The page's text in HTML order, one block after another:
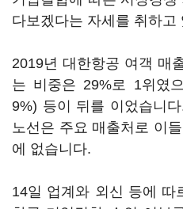
다보겠다는 자세를 취하고
2019년 대한항공 여객 매
는 비중은 29%로 1위였
9%) 등이 뒤를 이었습니
노선은 주요 매출처로 이
에 없습니다.
14일 업계와 외신 등에 따